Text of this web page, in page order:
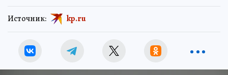
Источник: kp.ru